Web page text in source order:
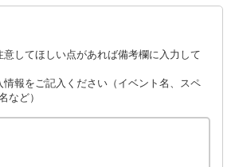
してほしい点があれば備考欄に入力して
情報をご記入ください（イベント名、スペ
など）